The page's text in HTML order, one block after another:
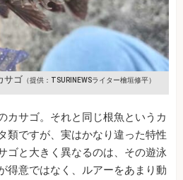
サゴ （提供：TSURINEWSライター檜垣修平）
カサゴ。それと同じ根魚というカ
類ですが、実はかなり違った特性
ゴと大きく異なるのは、その遊泳
得意ではなく、ルアーをあまり動